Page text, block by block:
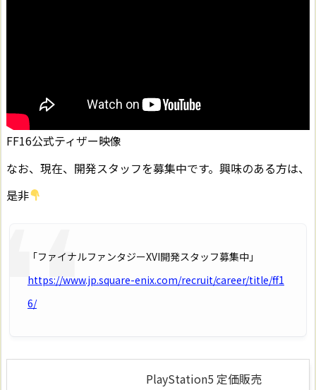
FF16公式ティザー映像
なお、現在、開発スタッフを募集中です。興味のある方は、
是非
「ファイナルファンタジーXVI開発スタッフ募集中」
https://www.jp.square-enix.com/recruit/career/title/ff1
6/
PlayStation5 定価販売